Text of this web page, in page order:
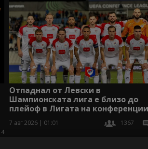
4
Отпаднал от Левски в
Шампионската лига е близо до
плейоф в Лигата на
7 авг 2026 | 01:01 1367